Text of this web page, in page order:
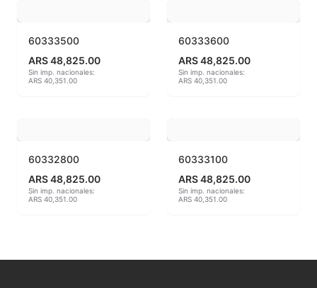
MAYCO CLEAR GLAZES
MAYCO DUNCAN EZ STROKES
60333500
ARS 48,825.00
Sin imp. nacionales:
ARS 40,351.00
60333600
ARS 48,825.00
Sin imp. nacionales:
ARS 40,351.00
60332800
ARS 48,825.00
Sin imp. nacionales:
ARS 40,351.00
60333100
ARS 48,825.00
Sin imp. nacionales:
ARS 40,351.00